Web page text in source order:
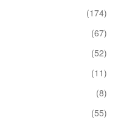
(174)
(67)
(52)
(11)
(8)
(55)